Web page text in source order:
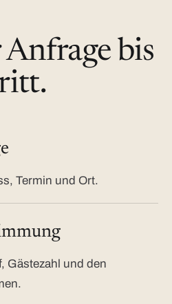
bis
Termin und Ort.
Gästezahl und den